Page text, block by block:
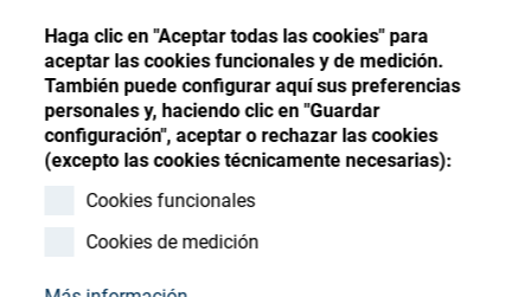
Haga clic en "Aceptar todas las cookies" para
aceptar las cookies funcionales y de medición.
También puede configurar aquí sus preferencias
personales y, haciendo clic en "Guardar
configuración", aceptar o rechazar las cookies
(excepto las cookies técnicamente necesarias):
Cookies funcionales
Cookies de medición
Recursos
Contacto
1200DLX-2 Box Coater
(CE) Luxottica
Unit of measure : Piece